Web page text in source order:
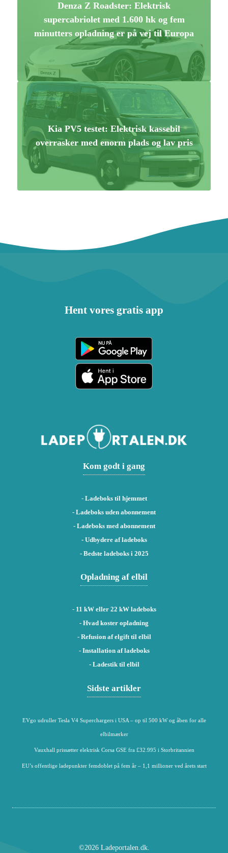
Denza Z Roadster: Elektrisk
supercabriolet med 1.600 hk og fem
minutters opladning er på vej til Europa
Kia PV5 testet: Elektrisk kassebil
overrasker med enorm plads og lav pris
Hent vores gratis app
Kom godt i gang
- Ladeboks til hjemmet
- Ladeboks uden abonnement
- Ladeboks med abonnement
- Udbydere af ladeboks
- Bedste ladeboks i 2025
Opladning af elbil
- 11 kW eller 22 kW ladeboks
- Hvad koster opladning
- Refusion af elgift til elbil
- Installation af ladeboks
- Ladestik til elbil
Sidste artikler
EVgo udruller Tesla V4 Superchargers i USA – op til 500 kW og åben for alle
elbilmærker
Vauxhall prissætter elektrisk Corsa GSE fra £32.995 i Storbritannien
EU’s offentlige ladepunkter femdoblet på fem år – 1,1 millioner ved årets start
©2026 Ladeportalen.dk.